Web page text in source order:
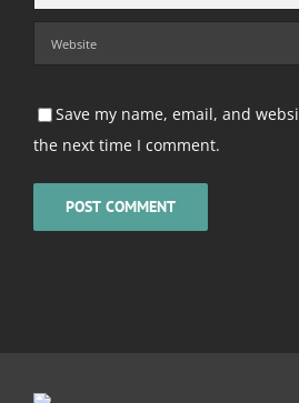
Save my name, email, and
the next time I comment.